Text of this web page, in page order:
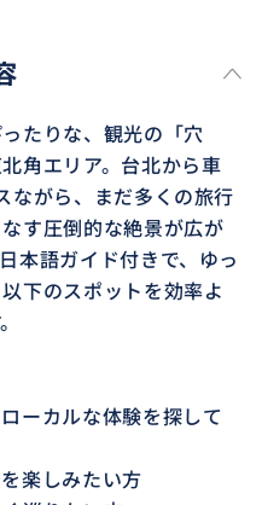
たりな、観光の「穴
角エリア。台北から車
ながら、まだ多くの旅行
す圧倒的な絶景が広が
本語ガイド付きで、ゆっ
下のスポットを効率よ
ーカルな体験を探して
楽しみたい方